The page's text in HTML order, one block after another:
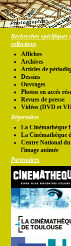
Recherches spécifiques
collections
Affiches
Archives
Articles de
Dessins
Ouvrages
Photos en accés
Revues de presse
Vidéos (DVD et
Répertoires
La Cinémathèque
La Cinémathèque
Centre National
l'image animée
Partenaires